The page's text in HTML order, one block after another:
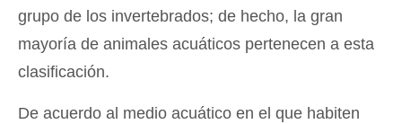
grupo de los invertebrados; de hecho, la gran
mayoría de animales acuáticos pertenecen a esta
clasificación.
De acuerdo al medio acuático en el que habiten